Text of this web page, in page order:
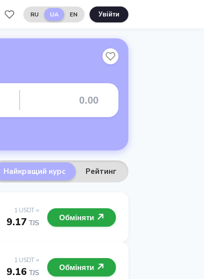
RU UA EN Увійти
Найкращий курс Рейтинг
1 USDT =
9.17 TJS
Обміняти
1 USDT =
9.16 TJS
Обміняти